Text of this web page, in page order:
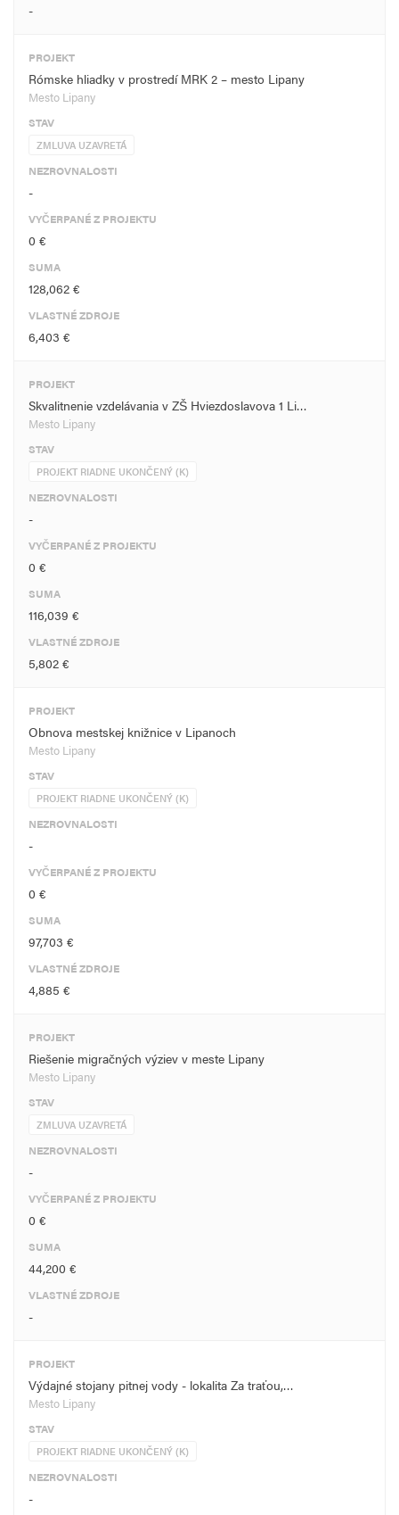
-
PROJEKT
Rómske hliadky v prostredí MRK 2 – mesto Lipany
Mesto Lipany
STAV
ZMLUVA UZAVRETÁ
NEZROVNALOSTI
-
VYČERPANÉ Z PROJEKTU
0 €
SUMA
128,062 €
VLASTNÉ ZDROJE
6,403 €
PROJEKT
Skvalitnenie vzdelávania v ZŠ Hviezdoslavova 1 Li…
Mesto Lipany
STAV
PROJEKT RIADNE UKONČENÝ (K)
NEZROVNALOSTI
-
VYČERPANÉ Z PROJEKTU
0 €
SUMA
116,039 €
VLASTNÉ ZDROJE
5,802 €
PROJEKT
Obnova mestskej knižnice v Lipanoch
Mesto Lipany
STAV
PROJEKT RIADNE UKONČENÝ (K)
NEZROVNALOSTI
-
VYČERPANÉ Z PROJEKTU
0 €
SUMA
97,703 €
VLASTNÉ ZDROJE
4,885 €
PROJEKT
Riešenie migračných výziev v meste Lipany
Mesto Lipany
STAV
ZMLUVA UZAVRETÁ
NEZROVNALOSTI
-
VYČERPANÉ Z PROJEKTU
0 €
SUMA
44,200 €
VLASTNÉ ZDROJE
-
PROJEKT
Výdajné stojany pitnej vody - lokalita Za traťou,…
Mesto Lipany
STAV
PROJEKT RIADNE UKONČENÝ (K)
NEZROVNALOSTI
-